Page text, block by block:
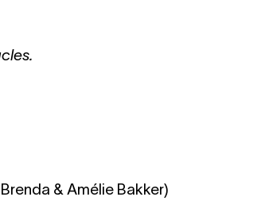
& Amélie Bakker)